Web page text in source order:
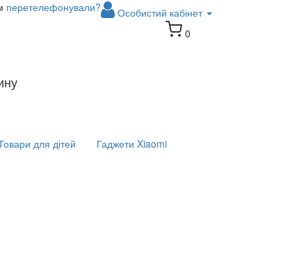
Особистий кабінет
перетелефонували?
0
для дітей Гаджети Xiaomi